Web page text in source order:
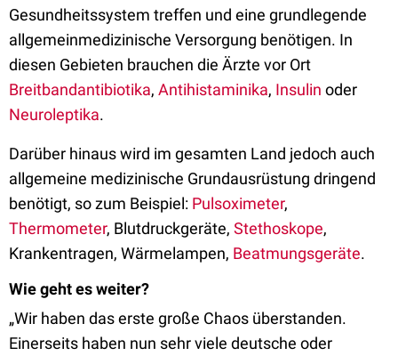
Gesundheitssystem treffen und eine grundlegende
allgemeinmedizinische Versorgung benötigen. In
diesen Gebieten brauchen die Ärzte vor Ort
Breitbandantibiotika, Antihistaminika, Insulin oder
Neuroleptika.
Darüber hinaus wird im gesamten Land jedoch auch
allgemeine medizinische Grundausrüstung dringend
benötigt, so zum Beispiel: Pulsoximeter,
Thermometer, Blutdruckgeräte, Stethoskope,
Krankentragen, Wärmelampen, Beatmungsgeräte.
Wie geht es weiter?
„Wir haben das erste große Chaos überstanden.
Einerseits haben nun sehr viele deutsche oder